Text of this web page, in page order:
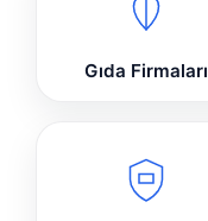
Gıda Firmaları